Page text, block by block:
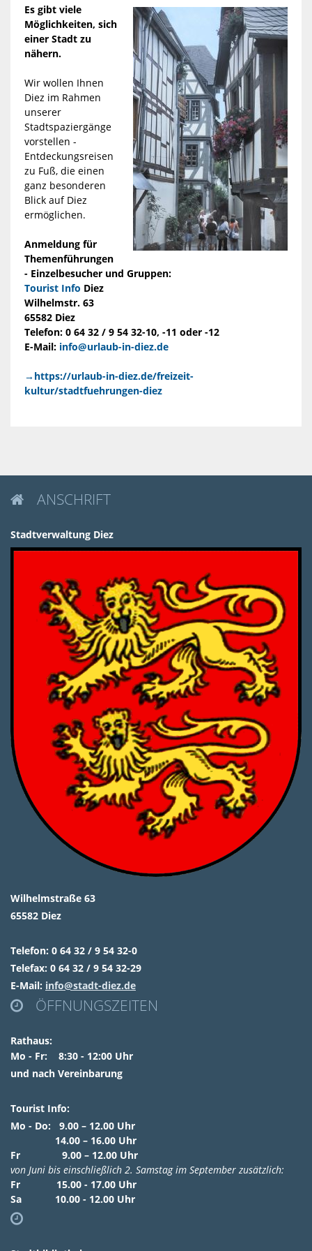
Es gibt viele
Möglichkeiten, sich
einer Stadt zu
nähern.
Wir wollen Ihnen
Diez im Rahmen
unserer
Stadtspaziergänge
vorstellen -
Entdeckungsreisen
zu Fuß, die einen
ganz besonderen
Blick auf Diez
ermöglichen.
Anmeldung für
Themenführungen
- Einzelbesucher und Gruppen:
Tourist Info Diez
Wilhelmstr. 63
65582 Diez
Telefon: 0 64 32 / 9 54 32-10, -11 oder -12
E-Mail: info@urlaub-in-diez.de
→https://urlaub-in-diez.de/freizeit-
kultur/stadtfuehrungen-diez
 ANSCHRIFT
Stadtverwaltung Diez
Wilhelmstraße 63
65582 Diez
Telefon: 0 64 32 / 9 54 32-0
Telefax: 0 64 32 / 9 54 32-29
E-Mail: info@stadt-diez.de
 ÖFFNUNGSZEITEN
Rathaus:
Mo - Fr: 8:30 - 12:00 Uhr
und nach Vereinbarung
Tourist Info:
Mo - Do: 9.00 – 12.00 Uhr
14.00 – 16.00 Uhr
Fr 9.00 – 12.00 Uhr
von Juni bis einschließlich 2. Samstag im September zusätzlich:
Fr 15.00 - 17.00 Uhr
Sa 10.00 - 12.00 Uhr
